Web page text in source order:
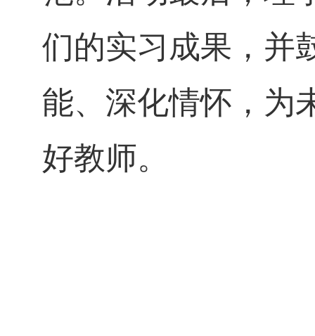
们的实习成果，并
能、深化情怀，为
好教师。